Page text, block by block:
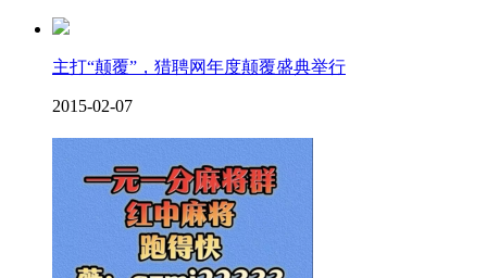
主打“颠覆”，猎聘网年度颠覆盛典举行
2015-02-07